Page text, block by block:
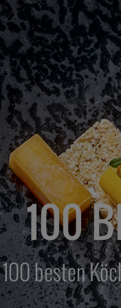
100
besten